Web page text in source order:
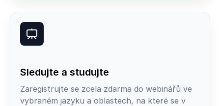
Sledujte a studujte
Zaregistrujte se zcela zdarma do webinářů ve
vybraném jazyku a oblastech, na které se v